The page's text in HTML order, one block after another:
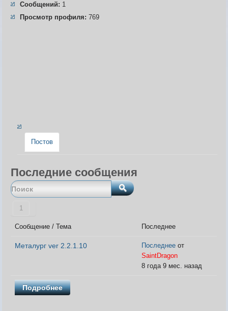
Клиент игры на android
Предложения
Сообщений: 1
Просмотр профиля: 769
Постов
Последние сообщения
1
Сообщение / Тема Последнее
Подробнее
Металург ver 2.2.1.10 Последнее от
SaintDragon
8 года 9 мес. назад